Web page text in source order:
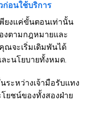
อนใช้บริการ
ยงแค่ขั้นตอนเท่านั้น
งตามกฎหมายและ
ณจะเริ่มเดิมพันได้
ะนโยบายทั้งหมด.
ระหว่างเจ้ามือรับแทง
ยชน์ของทั้งสองฝ่าย